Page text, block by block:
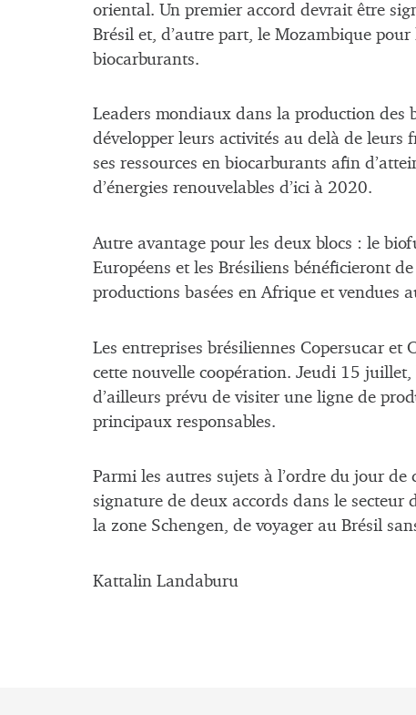
oriental. Un premier accord devrait être
Brésil et, d’autre part, le Mozambique
biocarburants.
Leaders mondiaux dans la production des
développer leurs activités au delà de leurs
ses ressources en biocarburants afin
d’énergies renouvelables d’ici à 2020.
Autre avantage pour les deux blocs : le
Européens et les Brésiliens bénéficieront
productions basées en Afrique et vendues
Les entreprises brésiliennes Copersucar
cette nouvelle coopération. Jeudi 15
d’ailleurs prévu de visiter une ligne de
principaux responsables.
Parmi les autres sujets à l’ordre du jour
signature de deux accords dans le secteur
la zone Schengen, de voyager au Brésil
Kattalin Landaburu